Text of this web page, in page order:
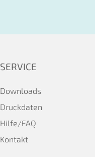
SERVICE
Downloads
Druckdaten
Hilfe/FAQ
Kontakt